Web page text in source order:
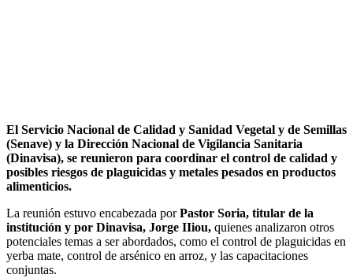
El Servicio Nacional de Calidad y Sanidad Vegetal y de Semillas
(Senave) y la Dirección Nacional de Vigilancia Sanitaria
(Dinavisa), se reunieron para coordinar el control de calidad y
posibles riesgos de plaguicidas y metales pesados en productos
alimenticios.
La reunión estuvo encabezada porPastor Soria, titular de la
institución y por Dinavisa, Jorge IIiou, quienes analizaron otros
potenciales temas a ser abordados, como el control de plaguicidas en
yerba mate, control de arsénico en arroz, y las capacitaciones
conjuntas.